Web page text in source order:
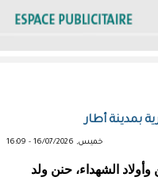
خميس, 16/07/2026 - 16:09
الشهداء، حنن ولد